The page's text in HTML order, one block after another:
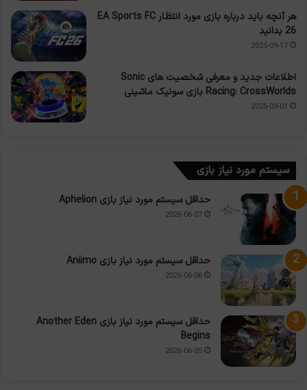
هر آنچه باید درباره بازی مورد انتظار EA Sports FC
26 بدانید
2025-09-17
اطلاعات جدید و معرفی شخصیت های Sonic
Racing: CrossWorlds بازی سونیک ماشینی
2025-09-01
سیستم مورد نیاز بازی
حداقل سیستم مورد نیاز بازی Aphelion
2026-06-07
حداقل سیستم مورد نیاز بازی Aniimo
2026-06-06
حداقل سیستم مورد نیاز بازی Another Eden
Begins
2026-06-05